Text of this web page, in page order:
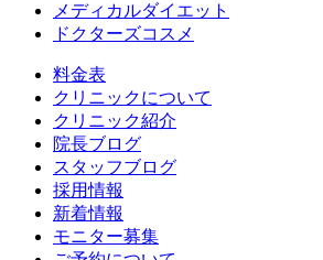
メディカルダイエット
ドクターズコスメ
料金表
クリニックについて
クリニック紹介
院長ブログ
スタッフブログ
採用情報
新着情報
モニター募集